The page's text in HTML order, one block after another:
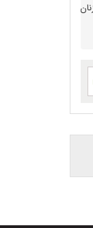
است؟